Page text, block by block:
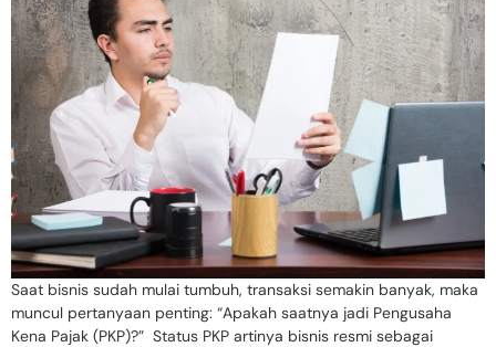
Saat bisnis sudah mulai tumbuh, transaksi semakin banyak, maka
muncul pertanyaan penting: “Apakah saatnya jadi Pengusaha
Kena Pajak (PKP)?” Status PKP artinya bisnis resmi sebagai